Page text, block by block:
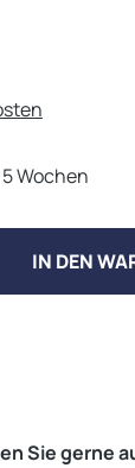
Wochen
IN DEN
Sie gerne